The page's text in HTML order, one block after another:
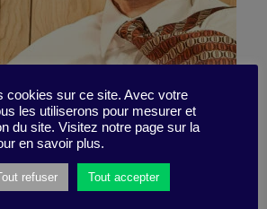
courage de ne
cookies sur ce site. Avec votre
les utiliserons pour mesurer et
du site. Visitez notre page sur la
en savoir plus.
refuser Tout accepter